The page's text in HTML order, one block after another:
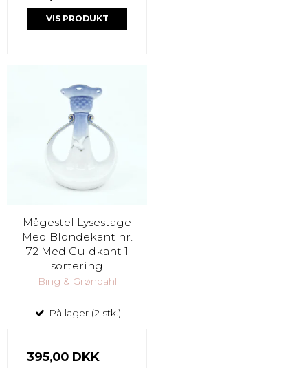
VIS PRODUKT
Mågestel Lysestage
Med Blondekant nr.
72 Med Guldkant 1
sortering
Bing & Grøndahl
På lager (2 stk.)
395,00 DKK